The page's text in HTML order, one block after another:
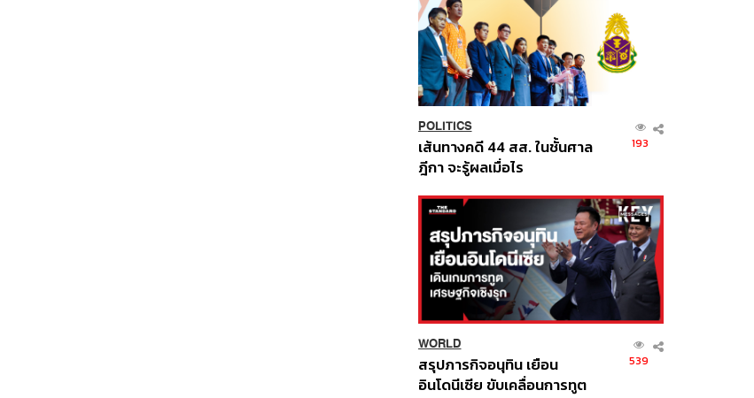
POLITICS
เส้นทางคดี 44 สส. ในชั้นศาล
ฎีกา จะรู้ผลเมื่อไร
193
WORLD
สรุปภารกิจอนุทิน เยือน
อินโดนีเซีย ขับเคลื่อนการทูต
539